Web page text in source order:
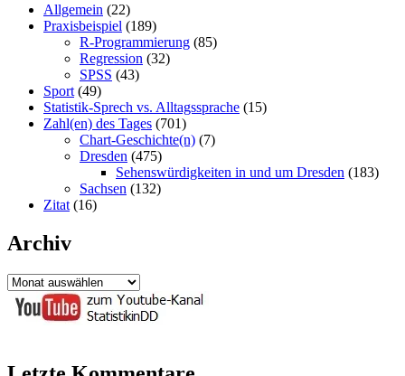
Allgemein (22)
Praxisbeispiel (189)
R-Programmierung (85)
Regression (32)
SPSS (43)
Sport (49)
Statistik-Sprech vs. Alltagssprache (15)
Zahl(en) des Tages (701)
Chart-Geschichte(n) (7)
Dresden (475)
Sehenswürdigkeiten in und um Dresden (183)
Sachsen (132)
Zitat (16)
Archiv
Archiv